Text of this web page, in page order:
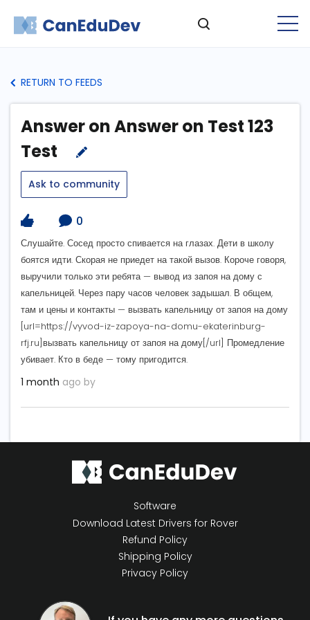
RETURN TO FEEDS
Answer on Answer on Test 123
Test
Ask to community
0
Слушайте. Сосед просто спивается на глазах. Дети в школу
боятся идти. Скорая не приедет на такой вызов. Короче говоря,
выручили только эти ребята — вывод из запоя на дому с
капельницей. Через пару часов человек задышал. В общем,
там и цены и контакты — вызвать капельницу от запоя на дому
[url=https://vyvod-iz-zapoya-na-domu-ekaterinburg-
rfj.ru]вызвать капельницу от запоя на дому[/url] Промедление
убивает. Кто в беде — тому пригодится.
1 month ago by
Software
Download Latest Drivers for Rover
Refund Policy
Shipping Policy
Privacy Policy